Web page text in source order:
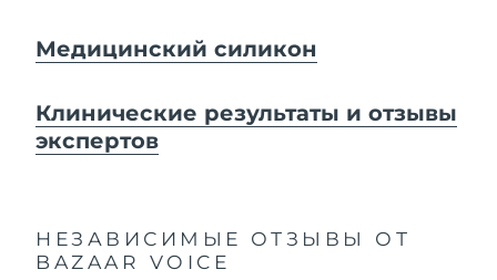
Медицинский силикон
Клинические результаты и отзывы
экспертов
НЕЗАВИСИМЫЕ ОТЗЫВЫ
ОТ
BAZAAR VOICE